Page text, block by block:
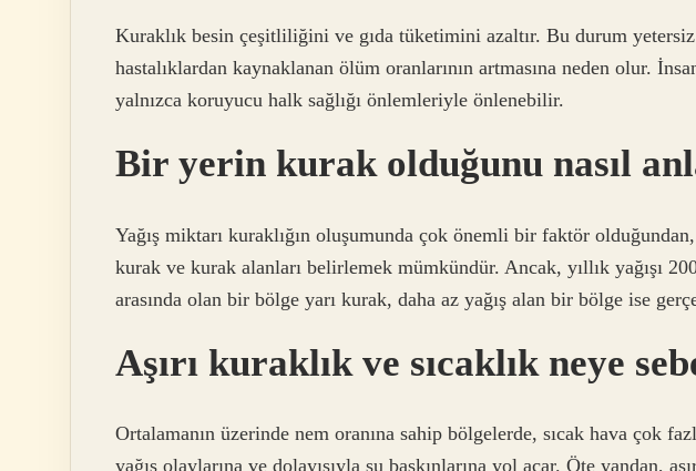
Kuraklık besin çeşitliliğini ve gıda tüketimini azaltır. Bu durum
hastalıklardan kaynaklanan ölüm oranlarının artmasına neden olur.
yalnızca koruyucu halk sağlığı önlemleriyle önlenebilir.
Bir yerin kurak olduğunu nasıl
Yağış miktarı kuraklığın oluşumunda çok önemli bir faktör olduğundan,
kurak ve kurak alanları belirlemek mümkündür. Ancak, yıllık yağışı
arasında olan bir bölge yarı kurak, daha az yağış alan bir bölge ise
Aşırı kuraklık ve sıcaklık neye
Ortalamanın üzerinde nem oranına sahip bölgelerde, sıcak hava çok
yağış olaylarına ve dolayısıyla su baskınlarına yol açar. Öte yandan,